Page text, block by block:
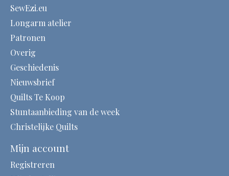
SewEzi.eu
Longarm atelier
Patronen
Overig
Geschiedenis
Nieuwsbrief
Quilts Te Koop
Stuntaanbieding van de week
Christelijke Quilts
Mijn account
Registreren